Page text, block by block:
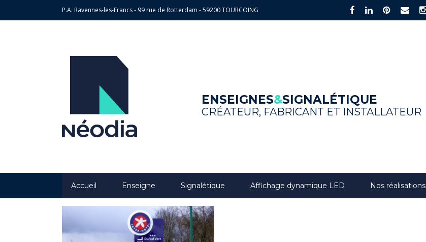
P.A. Ravennes-les-Francs - 99 rue de Rotterdam - 59200 TOURCOING
ENSEIGNES&SIGNALÉTIQUE
CRÉATEUR, FABRICANT ET INSTALLATEUR
Accueil Enseigne Signalétique Affichage dynamique LED Nos réalisations